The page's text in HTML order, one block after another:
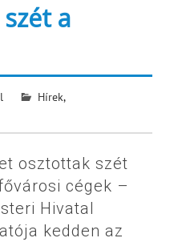
a
Hírek,
osztottak szét
cégek –
Hivatal
kedden az